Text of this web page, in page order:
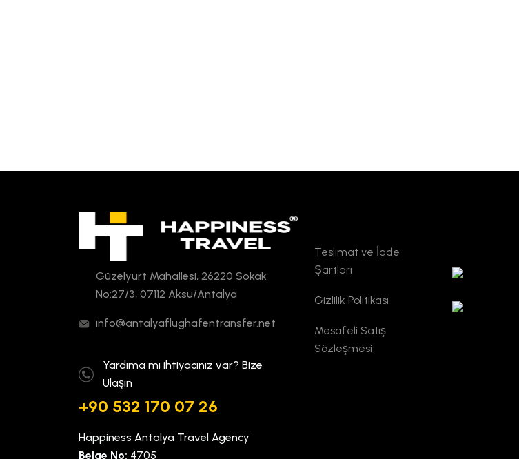
Güzelyurt Mahallesi, 26220 Sokak
No:27/3, 07112 Aksu/Antalya
info@antalyaflughafentransfer.net
Yardıma mı ihtiyacınız var? Bize
Ulaşın
+90 532 170 07 26
Happiness Antalya Travel Agency
Belge No: 4705
Teslimat ve İade
Şartları
Gizlilik Politikası
Mesafeli Satış
Sözleşmesi